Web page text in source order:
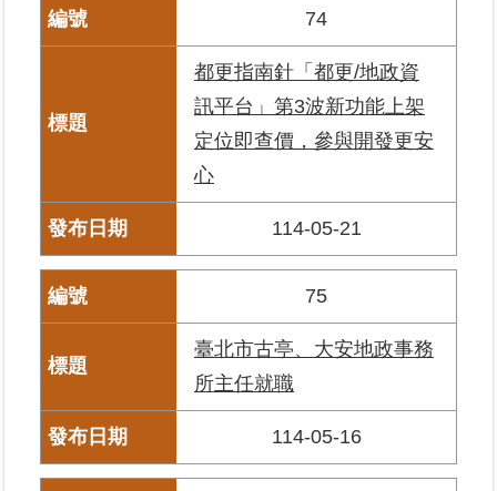
政
絡
各
科
室
電
政
站
資
74
都更指南針「都更/地政資
訊平台」第3波新功能上架
定位即查價，參與開發更安
心
114-05-21
75
臺北市古亭、大安地政事務
所主任就職
114-05-16